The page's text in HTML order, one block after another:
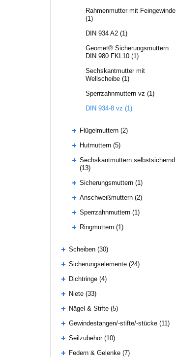
Rahmenmutter mit Feingewinde
(1)
DIN 934 A2 (1)
Geomet® Sicherungsmuttern
DIN 980 FKL10 (1)
Sechskantmutter mit
Wellscheibe (1)
Sperrzahnmuttern vz (1)
DIN 934-8 vz (1)
Flügelmuttern (2)
Hutmuttern (5)
Sechskantmuttern selbstsichernd
(13)
Sicherungsmuttern (1)
Anschweißmuttern (2)
Sperrzahnmuttern (1)
Ringmuttern (1)
Scheiben (30)
Sicherungselemente (24)
Dichtringe (4)
Niete (33)
Nägel & Stifte (5)
Gewindestangen/-stifte/-stücke (11)
Seilzubehör (10)
Federn & Gelenke (7)